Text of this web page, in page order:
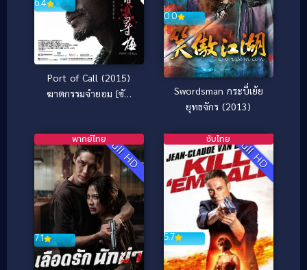
6.4
Port of Call (2015)
ฆาตกรรมจำยอม [ซับ
0.0
Swordsman กระบี่เย้ย
ยุทธจักร (2013)
Full HD
7.1
พากย์ไทย Full HD
5.7
ซับไทย